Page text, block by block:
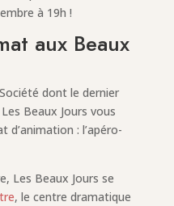
à 19h !
aux Beaux
dont le dernier
Beaux Jours vous
: l’apéro-
Les Beaux Jours se
, le centre dramatique